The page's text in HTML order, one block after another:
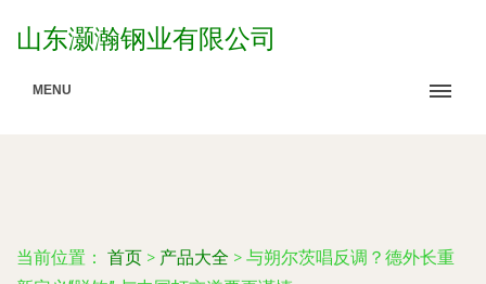
山东灏瀚钢业有限公司
MENU
当前位置： 首页 > 产品大全 > 与朔尔茨唱反调？德外长重